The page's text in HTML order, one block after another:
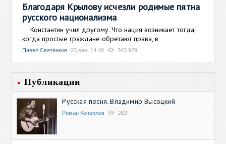
Благодаря Крылову исчезли родимые пятна
русского национализма
Константин учил другому. Что нация возникает тогда,
когда простые граждане обретают права, в
Павел Святенков 23 сен, 14:48 343 929
Публикации
Русская песня. Владимир Высоцкий
Роман Коноплев 262